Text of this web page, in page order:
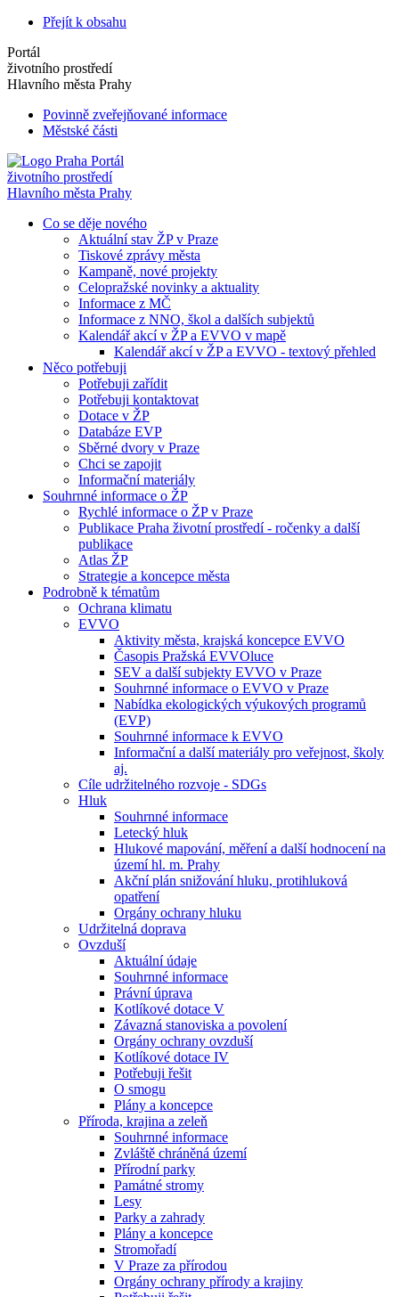
Přejít k obsahu
Portál
životního prostředí
Hlavního města Prahy
Povinně zveřejňované informace
Městské části
Portál
životního prostředí
Hlavního města Prahy
Co se děje nového
Aktuální stav ŽP v Praze
Tiskové zprávy města
Kampaně, nové projekty
Celopražské novinky a aktuality
Informace z MČ
Informace z NNO, škol a dalších subjektů
Kalendář akcí v ŽP a EVVO v mapě
Kalendář akcí v ŽP a EVVO - textový přehled
Něco potřebuji
Potřebuji zařídit
Potřebuji kontaktovat
Dotace v ŽP
Databáze EVP
Sběrné dvory v Praze
Chci se zapojit
Informační materiály
Souhrnné informace o ŽP
Rychlé informace o ŽP v Praze
Publikace Praha životní prostředí - ročenky a další
publikace
Atlas ŽP
Strategie a koncepce města
Podrobně k tématům
Ochrana klimatu
EVVO
Aktivity města, krajská koncepce EVVO
Časopis Pražská EVVOluce
SEV a další subjekty EVVO v Praze
Souhrnné informace o EVVO v Praze
Nabídka ekologických výukových programů
(EVP)
Souhrnné informace k EVVO
Informační a další materiály pro veřejnost, školy
aj.
Cíle udržitelného rozvoje - SDGs
Hluk
Souhrnné informace
Letecký hluk
Hlukové mapování, měření a další hodnocení na
území hl. m. Prahy
Akční plán snižování hluku, protihluková
opatření
Orgány ochrany hluku
Udržitelná doprava
Ovzduší
Aktuální údaje
Souhrnné informace
Právní úprava
Kotlíkové dotace V
Závazná stanoviska a povolení
Orgány ochrany ovzduší
Kotlíkové dotace IV
Potřebuji řešit
O smogu
Plány a koncepce
Příroda, krajina a zeleň
Souhrnné informace
Zvláště chráněná území
Přírodní parky
Památné stromy
Lesy
Parky a zahrady
Plány a koncepce
Stromořadí
V Praze za přírodou
Orgány ochrany přírody a krajiny